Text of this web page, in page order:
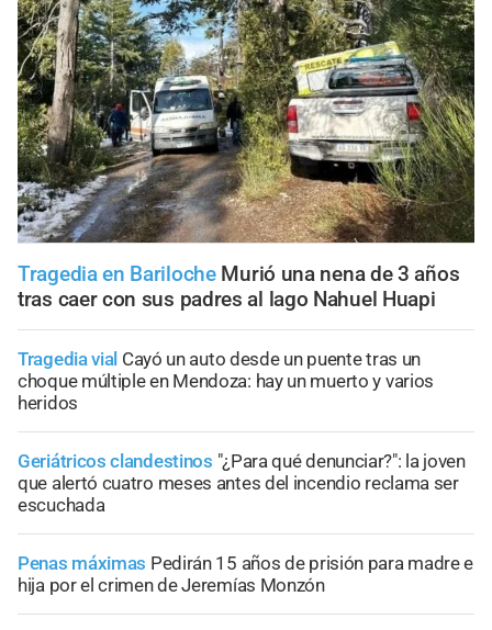
Tragedia en Bariloche Murió una nena de 3 años
tras caer con sus padres al lago Nahuel Huapi
Tragedia vial Cayó un auto desde un puente tras un
choque múltiple en Mendoza: hay un muerto y varios
heridos
Geriátricos clandestinos "¿Para qué denunciar?": la joven
que alertó cuatro meses antes del incendio reclama ser
escuchada
Penas máximas Pedirán 15 años de prisión para madre e
hija por el crimen de Jeremías Monzón